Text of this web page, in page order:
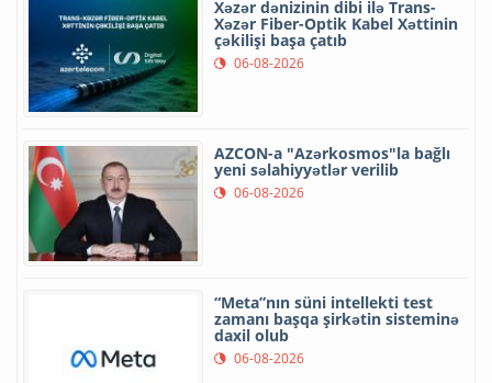
Xəzər dənizinin dibi ilə Trans-
Xəzər Fiber-Optik Kabel Xəttinin
çəkilişi başa çatıb
06-08-2026
AZCON-a "Azərkosmos"la bağlı
yeni səlahiyyətlər verilib
06-08-2026
“Meta”nın süni intellekti test
zamanı başqa şirkətin sisteminə
daxil olub
06-08-2026